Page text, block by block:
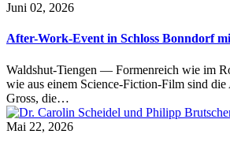
Juni 02, 2026
After-Work-Event in Schloss Bonndorf
Waldshut-Tiengen — Formenreich wie im
wie aus einem Science-Fiction-Film sind die
Gross, die…
Mai 22, 2026